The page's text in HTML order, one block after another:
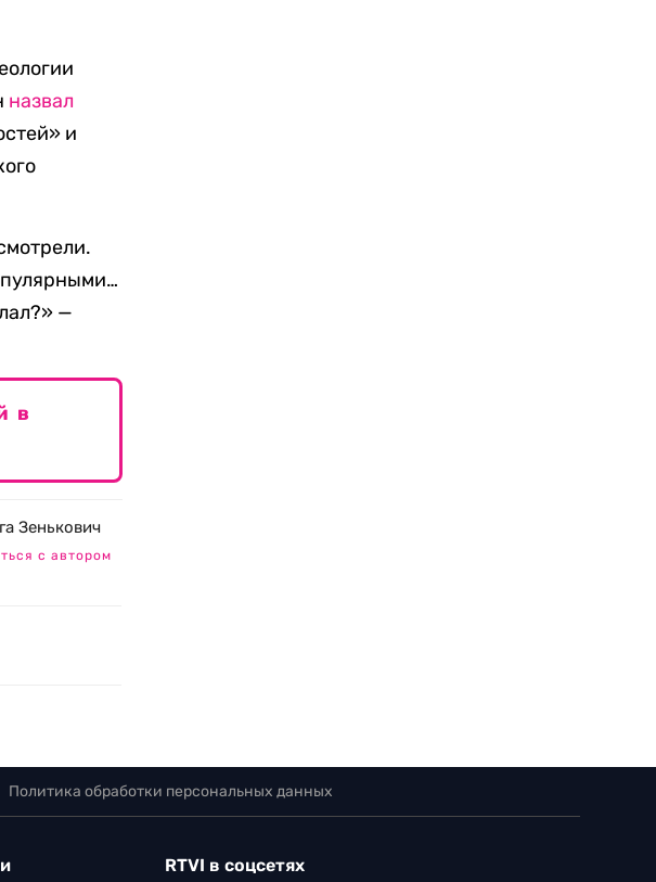
назвал
и
—
в
Зенькович
с автором
Политика обработки персональных данных
RTVI в соцсетях